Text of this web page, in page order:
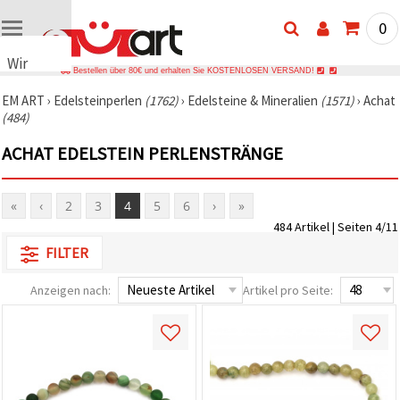
Wir
Cookies
🍪 Wir
Cookies
ähnliche
um das
der Website
Nutzungserlebnis
0
Bestellen über 80€ und erhalten Sie KOSTENLOSEN VERSAND!
EM ART › Edelsteinperlen (1762)› Edelsteine & Mineralien (1571)› Achat
(484)
ACHAT EDELSTEIN PERLENSTRÄNGE
« ‹ 2 3 4 5 6 › »
484 Artikel | Seiten 4/11
FILTER
Anzeigen nach: Artikel pro Seite: